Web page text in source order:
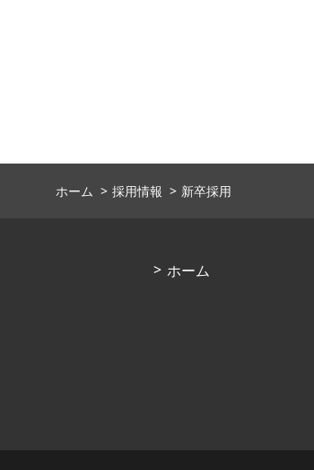
ホーム 採用情報 新卒採用
ホーム